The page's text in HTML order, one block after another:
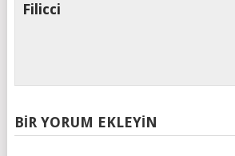
Filicci
BIR YORUM EKLEYIN